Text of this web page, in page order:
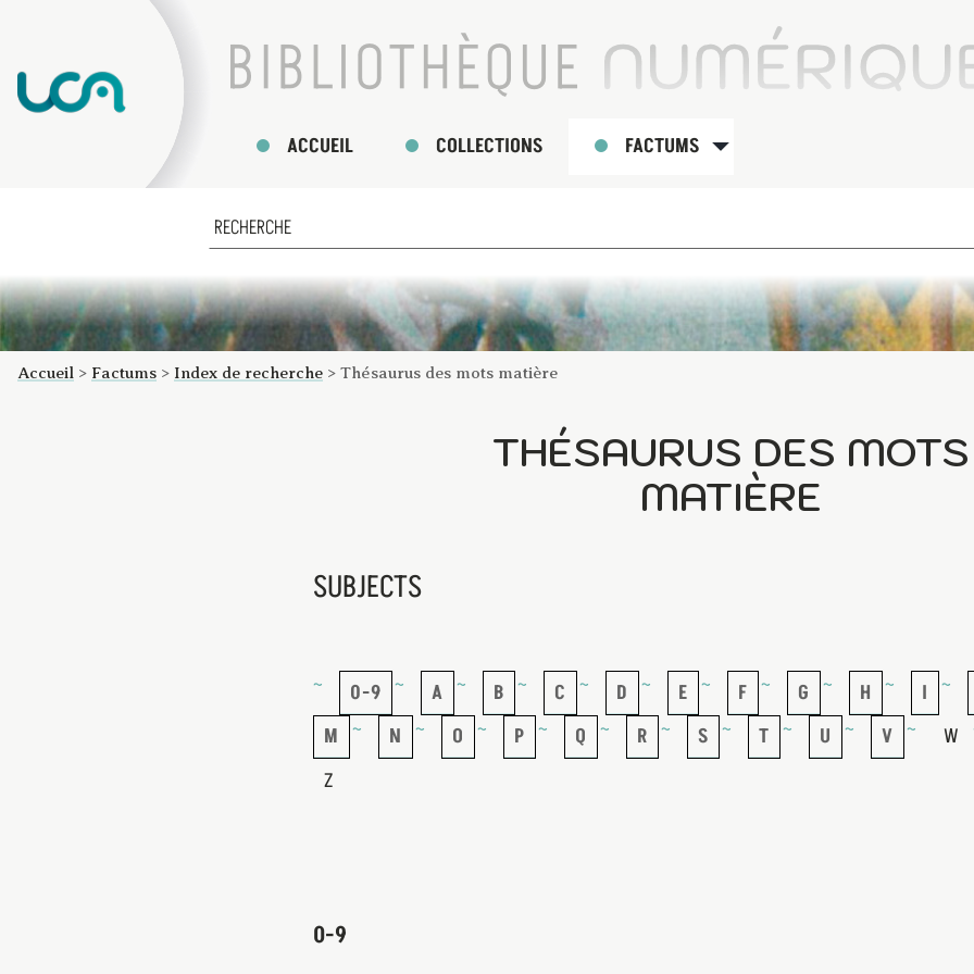
ACCUEIL COLLECTIONS FACTUMS
Accueil > Factums > Index de recherche > Thésaurus des mots matière
THÉSAURUS DES MOTS
MATIÈRE
SUBJECTS
0-9 A B C D E F G H I
M
N O P Q R S T U V W
Z
0-9